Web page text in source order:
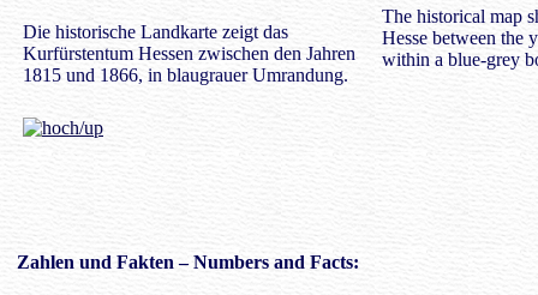
Die historische Landkarte zeigt das
Kurfürstentum Hessen zwischen den Jahren
1815 und 1866, in blaugrauer Umrandung.
The historical map
Hesse between the
within a blue-grey
Zahlen und Fakten – Numbers and Facts: